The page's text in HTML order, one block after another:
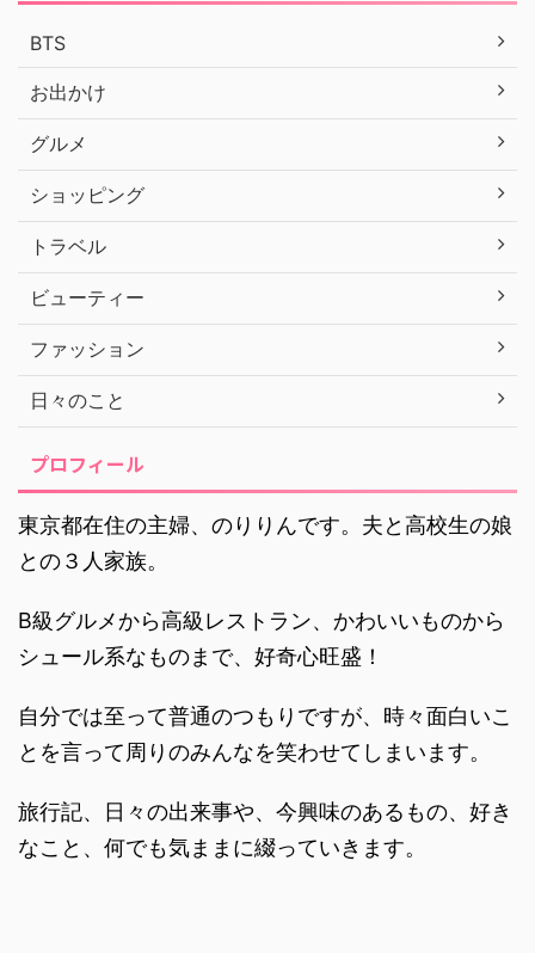
BTS
お出かけ
グルメ
ショッピング
トラベル
ビューティー
ファッション
日々のこと
プロフィール
東京都在住の主婦、のりりんです。夫と高校生の娘
との３人家族。
B級グルメから高級レストラン、かわいいものから
シュール系なものまで、好奇心旺盛！
自分では至って普通のつもりですが、時々面白いこ
とを言って周りのみんなを笑わせてしまいます。
旅行記、日々の出来事や、今興味のあるもの、好き
なこと、何でも気ままに綴っていきます。